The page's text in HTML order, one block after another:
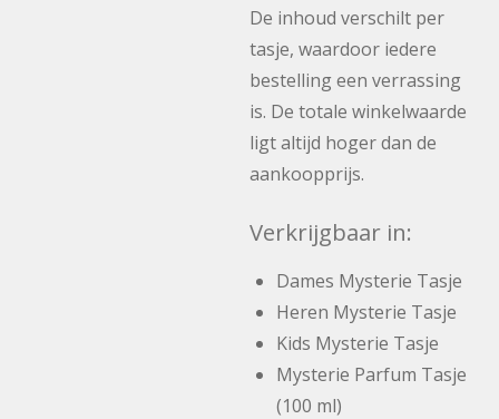
De inhoud verschilt per
tasje, waardoor iedere
bestelling een verrassing
is. De totale winkelwaarde
ligt altijd hoger dan de
aankoopprijs.
Verkrijgbaar in:
Dames Mysterie Tasje
Heren Mysterie Tasje
Kids Mysterie Tasje
Mysterie Parfum Tasje
(100 ml)